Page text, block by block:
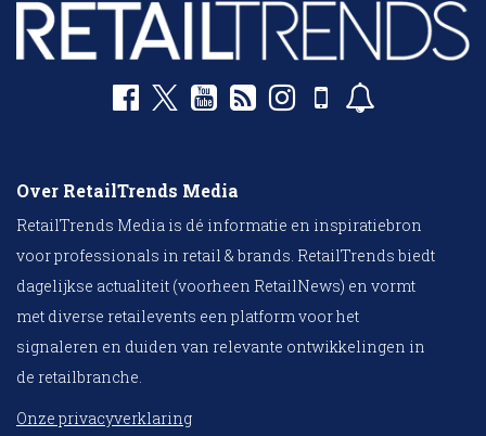
Over RetailTrends Media
RetailTrends Media is dé informatie en inspiratiebron
voor professionals in retail & brands. RetailTrends biedt
dagelijkse actualiteit (voorheen RetailNews) en vormt
met diverse retailevents een platform voor het
signaleren en duiden van relevante ontwikkelingen in
de retailbranche.
Onze privacyverklaring